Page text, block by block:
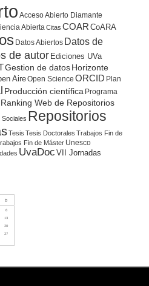
Acceso Abierto Diamante
Abierta Citas COAR CoARA
Datos Abiertos Datos de
de autor Ediciones UVa
Gestion de datosHorizonte
AireOpen Science ORCID Plan
Producción científica Programa
Ranking Web de Repositorios
Sociales Repositorios
Tesis Tesis Doctorales Trabajos Fin de
Fin de Máster Unesco
UvaDoc VII Jornadas
D
6
13
20
27